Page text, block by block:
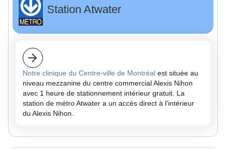
Station Atwater
Notre clinique du Centre-ville de Montréal est située au
niveau mezzanine du centre commercial Alexis Nihon
avec 1 heure de stationnement intérieur gratuit. La
station de métro Atwater a un accès direct à l'intérieur
du Alexis Nihon.